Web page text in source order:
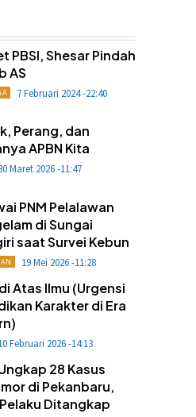
PBSI, Shesar Pindah
AS
7 Februari 2024 -22:40
Perang, dan
APBN Kita
Maret 2026 -11:47
PNM Pelalawan
di Sungai
saat Survei Kebun
19 Mei 2026 -11:28
Atas Ilmu (Urgensi
Karakter di Era
Februari 2026 -14:13
28 Kasus
di Pekanbaru,
Ditangkap